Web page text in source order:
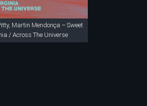
Martin Mendonça – Sweet
/ Across The Universe